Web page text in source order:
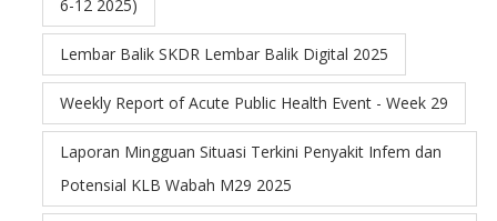
6-12 2025)
Lembar Balik SKDR Lembar Balik Digital 2025
Weekly Report of Acute Public Health Event - Week 29
Laporan Mingguan Situasi Terkini Penyakit Infem dan
Potensial KLB Wabah M29 2025